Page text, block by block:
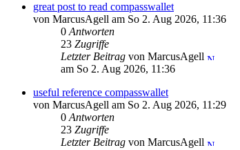
great post to read compasswallet
von MarcusAgell am So 2. Aug 2026, 11:36
0 Antworten
23 Zugriffe
Letzter Beitrag von MarcusAgell
am So 2. Aug 2026, 11:36
useful reference compasswallet
von MarcusAgell am So 2. Aug 2026, 11:29
0 Antworten
23 Zugriffe
Letzter Beitrag von MarcusAgell